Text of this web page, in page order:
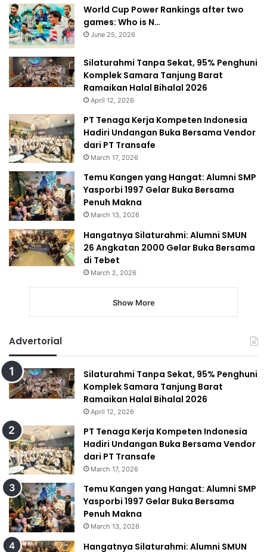
World Cup Power Rankings after two
games: Who is N…
June 25, 2026
Silaturahmi Tanpa Sekat, 95% Penghuni
Komplek Samara Tanjung Barat
Ramaikan Halal Bihalal 2026
April 12, 2026
PT Tenaga Kerja Kompeten Indonesia
Hadiri Undangan Buka Bersama Vendor
dari PT Transafe
March 17, 2026
Temu Kangen yang Hangat: Alumni SMP
Yasporbi 1997 Gelar Buka Bersama
Penuh Makna
March 13, 2026
Hangatnya Silaturahmi: Alumni SMUN
26 Angkatan 2000 Gelar Buka Bersama
di Tebet
March 2, 2026
Show More
Advertorial
Silaturahmi Tanpa Sekat, 95% Penghuni
Komplek Samara Tanjung Barat
Ramaikan Halal Bihalal 2026
April 12, 2026
PT Tenaga Kerja Kompeten Indonesia
Hadiri Undangan Buka Bersama Vendor
dari PT Transafe
March 17, 2026
Temu Kangen yang Hangat: Alumni SMP
Yasporbi 1997 Gelar Buka Bersama
Penuh Makna
March 13, 2026
Hangatnya Silaturahmi: Alumni SMUN